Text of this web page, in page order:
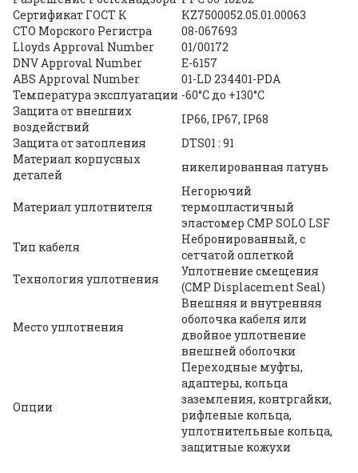
Сертификат ГОСТ К
KZ7500052.05.01.00063
СТО Морского Регистра
08-067693
Lloyds Approval Number
01/00172
DNV Approval Number
E-6157
ABS Approval Number
01-LD 234401-PDA
Температура эксплуатации -60°C до +130°C
Защита от внешних
воздействий
IP66, IP67, IP68
Защита от затопления
DTS01 : 91
Материал корпусных
деталей
никелированная латунь
Материал уплотнителя
Негорючий
термопластичный
эластомер CMP SOLO LSF
Тип кабеля
Небронированный, с
сетчатой оплеткой
Технология уплотнения
Уплотнение смещения
(CMP Displacement Seal)
Место уплотнения
Внешняя и внутренняя
оболочка кабеля или
двойное уплотнение
внешней оболочки
Опции
Переходные муфты,
адаптеры, кольца
заземления, контргайки,
рифленые кольца,
уплотнительные кольца,
защитные кожухи